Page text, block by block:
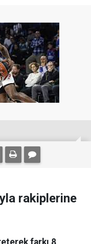
rakiplerine
farkı 8